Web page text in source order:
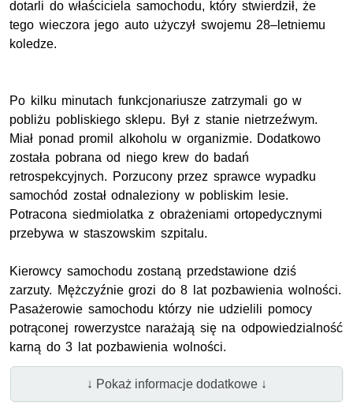
dotarli do właściciela samochodu, który stwierdził, że
tego wieczora jego auto użyczył swojemu 28–letniemu
koledze.
Po kilku minutach funkcjonariusze zatrzymali go w
pobliżu pobliskiego sklepu. Był z stanie nietrzeźwym.
Miał ponad promil alkoholu w organizmie. Dodatkowo
została pobrana od niego krew do badań
retrospekcyjnych. Porzucony przez sprawce wypadku
samochód został odnaleziony w pobliskim lesie.
Potracona siedmiolatka z obrażeniami ortopedycznymi
przebywa w staszowskim szpitalu.
Kierowcy samochodu zostaną przedstawione dziś
zarzuty. Mężczyźnie grozi do 8 lat pozbawienia wolności.
Pasażerowie samochodu którzy nie udzielili pomocy
potrąconej rowerzystce narażają się na odpowiedzialność
karną do 3 lat pozbawienia wolności.
↓ Pokaż informacje dodatkowe ↓